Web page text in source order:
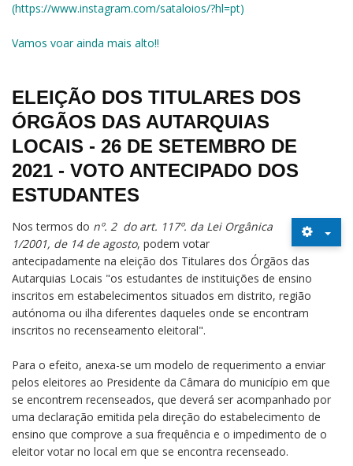
(https://www.instagram.com/sataloios/?hl=pt)
Vamos voar ainda mais alto!!
ELEIÇÃO DOS TITULARES DOS
ÓRGÃOS DAS AUTARQUIAS
LOCAIS - 26 DE SETEMBRO DE
2021 - VOTO ANTECIPADO DOS
ESTUDANTES
Nos termos do nº. 2 do art. 117º. da Lei Orgânica
1/2001, de 14 de agosto, podem votar
antecipadamente na eleição dos Titulares dos Órgãos das
Autarquias Locais "os estudantes de instituições de ensino
inscritos em estabelecimentos situados em distrito, região
autónoma ou ilha diferentes daqueles onde se encontram
inscritos no recenseamento eleitoral".
Para o efeito, anexa-se um modelo de requerimento a enviar
pelos eleitores ao Presidente da Câmara do município em que
se encontrem recenseados, que deverá ser acompanhado por
uma declaração emitida pela direção do estabelecimento de
ensino que comprove a sua frequência e o impedimento de o
eleitor votar no local em que se encontra recenseado.